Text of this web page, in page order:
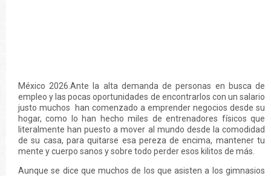
México 2026.Ante la alta demanda de personas en busca de
empleo y las pocas oportunidades de encontrarlos con un salario
justo muchos han comenzado a emprender negocios desde su
hogar, como lo han hecho miles de entrenadores físicos que
literalmente han puesto a mover al mundo desde la comodidad
de su casa, para quitarse esa pereza de encima, mantener tu
mente y cuerpo sanos y sobre todo perder esos kilitos de más.
Aunque se dice que muchos de los que asisten a los gimnasios